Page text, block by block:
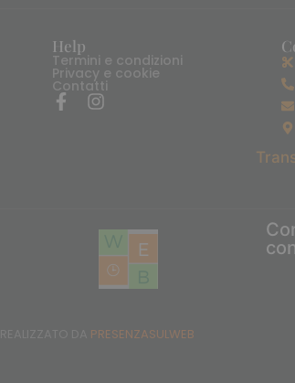
Help
Termini e condizioni
Privacy e cookie
Contatti
con
PRESENZASULWEB